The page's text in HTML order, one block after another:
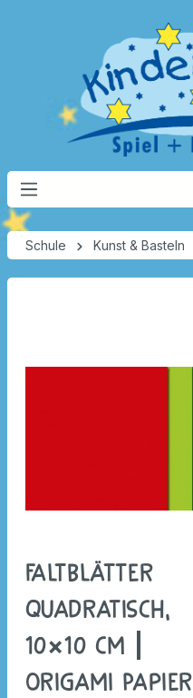
Schule Kunst & Basteln
Faltblätter
quadratisch,
10×10 cm |
Origami Papier